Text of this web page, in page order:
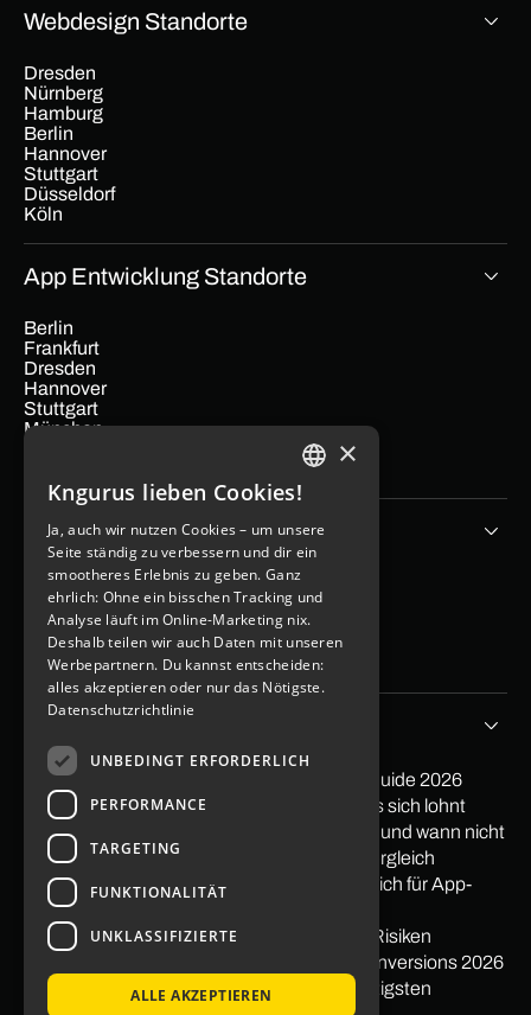
Webdesign Standorte
Dresden
Nürnberg
Hamburg
Berlin
Hannover
Stuttgart
Düsseldorf
Köln
App Entwicklung Standorte
Berlin
Frankfurt
Dresden
Hannover
Stuttgart
München
Unternehmen
App Kosten berechen
Blog
Kontakt
Imprint
Data protection
PayPal in App integrieren: Der praktische Guide 2026
Softwareentwicklung Outsourcing: Wann es sich lohnt
Low Code Entwicklung: Wann sie sich lohnt und wann nicht
Mit Apps Geld verdienen 2026: Ehrlicher Vergleich
Nearshore vs. Offshore: Der ehrliche Vergleich für App-
Projekte
Was ist Offshoring? Definition, Beispiele & Risiken
Pagespeed: Auswirkungen auf Traffic & Conversions 2026
Gestaltgesetze im Webdesign: Die 10 wichtigsten
ENGLISH
×
Kngurus lieben Cookies!
Ja, auch wir nutzen Cookies – um unsere
Seite ständig zu verbessern und dir ein
smootheres Erlebnis zu geben. Ganz
ehrlich: Ohne ein bisschen Tracking und
Analyse läuft im Online-Marketing nix.
Deshalb teilen wir auch Daten mit unseren
Werbepartnern. Du kannst entscheiden:
alles akzeptieren oder nur das Nötigste.
Datenschutzrichtlinie
UNBEDINGT ERFORDERLICH
PERFORMANCE
TARGETING
FUNKTIONALITÄT
UNKLASSIFIZIERTE
ALLE AKZEPTIEREN